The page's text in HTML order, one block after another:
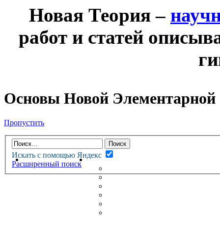
Новая Теория –
работ и статей
Основы Новой
Пропустить
Искать с помощью Яндекс
Расширенный поиск
НОВАЯ ТЕОРИЯФОРУМ
НЕПРОЧИТАННЫЕ